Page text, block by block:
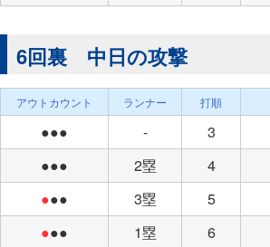
6回裏 中日の攻撃
アウトカウント ランナー 打順
●●● - 3
●●●
2塁 4
●●● 3塁 5
●●● 1塁 6